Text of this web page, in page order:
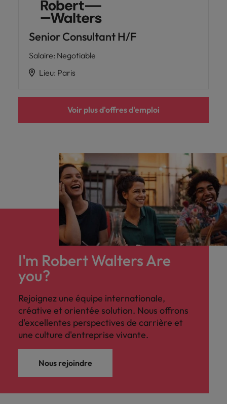
Senior Consultant H/F
Salaire: Negotiable
Lieu: Paris
Voir plus d'offres d'emploi
I'm Robert Walters Are
you?
Rejoignez une équipe internationale,
créative et orientée solution. Nous offrons
d'excellentes perspectives de carrière et
une culture d'entreprise vivante.
Nous rejoindre